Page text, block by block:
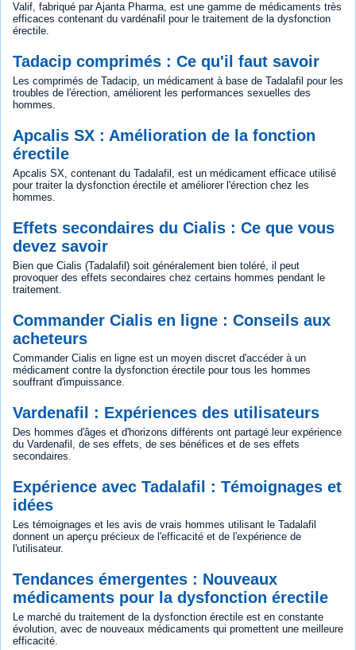
Valif, fabriqué par Ajanta Pharma, est une gamme de médicaments très
efficaces contenant du vardénafil pour le traitement de la dysfonction
érectile.
Tadacip comprimés : Ce qu'il faut savoir
Les comprimés de Tadacip, un médicament à base de Tadalafil pour les
troubles de l'érection, améliorent les performances sexuelles des
hommes.
Apcalis SX : Amélioration de la fonction
érectile
Apcalis SX, contenant du Tadalafil, est un médicament efficace utilisé
pour traiter la dysfonction érectile et améliorer l'érection chez les
hommes.
Effets secondaires du Cialis : Ce que vous
devez savoir
Bien que Cialis (Tadalafil) soit généralement bien toléré, il peut
provoquer des effets secondaires chez certains hommes pendant le
traitement.
Commander Cialis en ligne : Conseils aux
acheteurs
Commander Cialis en ligne est un moyen discret d'accéder à un
médicament contre la dysfonction érectile pour tous les hommes
souffrant d'impuissance.
Vardenafil : Expériences des utilisateurs
Des hommes d'âges et d'horizons différents ont partagé leur expérience
du Vardenafil, de ses effets, de ses bénéfices et de ses effets
secondaires.
Expérience avec Tadalafil : Témoignages et
idées
Les témoignages et les avis de vrais hommes utilisant le Tadalafil
donnent un aperçu précieux de l'efficacité et de l'expérience de
l'utilisateur.
Tendances émergentes : Nouveaux
médicaments pour la dysfonction érectile
Le marché du traitement de la dysfonction érectile est en constante
évolution, avec de nouveaux médicaments qui promettent une meilleure
efficacité.